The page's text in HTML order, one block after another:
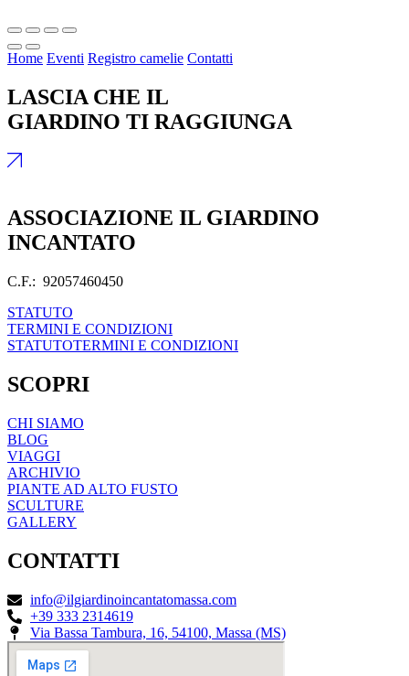
Home Eventi Registro camelie Contatti
LASCIA CHE IL
GIARDINO TI RAGGIUNGA
ASSOCIAZIONE IL GIARDINO
INCANTATO
C.F.: 92057460450
STATUTO
TERMINI E CONDIZIONI
STATUTOTERMINI E CONDIZIONI
SCOPRI
CHI SIAMO
BLOG
VIAGGI
ARCHIVIO
PIANTE AD ALTO FUSTO
SCULTURE
GALLERY
CONTATTI
info@ilgiardinoincantatomassa.com
+39 333 2314619
Via Bassa Tambura, 16, 54100, Massa (MS)